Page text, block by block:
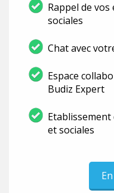
Rappel de vos
sociales
Chat avec
Espace
Budiz Expert
Etablissement
et sociales